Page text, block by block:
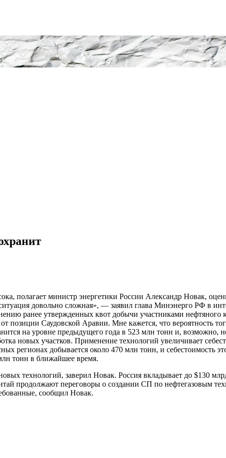
полагает министр энергетики России Александр Новак,
довольно сложная», — заявил глава Минэнерго РФ в
ранее утвержденных квот добычи участниками нефтяного
позиции Саудовской Аравии. Мне кажется, что вероятность
на уровне предыдущего года в 523 млн тонн и, возможно,
новых участков. Применение технологий увеличивает
регионах добывается около 470 млн тонн, и себестоимость
тонн в ближайшее время.
технологий, заверил Новак. Россия вкладывает до $130
продолжают переговоры о создании СП по нефтегазовым
сообщил Новак.